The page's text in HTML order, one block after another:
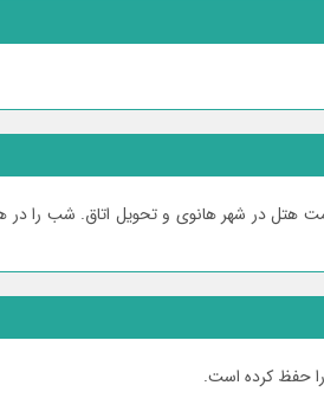
با راهنمای تور، حرکت به سمت هتل در شھر هانوی و تحویل اتاق.
حفظ کرده است.